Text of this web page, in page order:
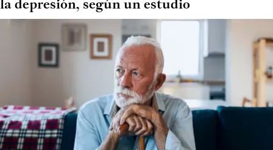
la depresión, según un estudio